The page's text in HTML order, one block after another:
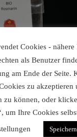
Cookies -
als Benutzer
am Ende der Seite.
zu akzeptieren
zu können, oder
um Ihre Cookies